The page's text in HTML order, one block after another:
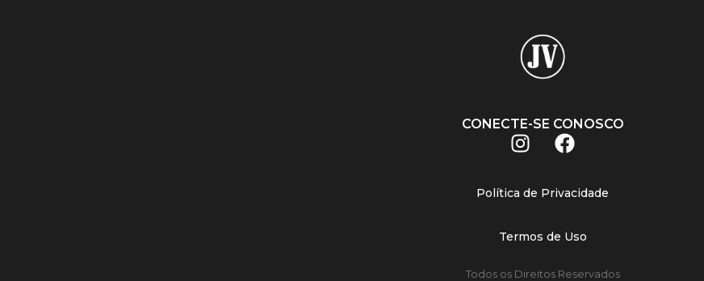
CONECTE-SE CONOSCO
Política de Privacidade
Termos de Uso
Todos os Direitos Reservados